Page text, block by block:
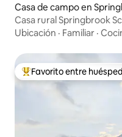
Casa de campo en
Casa rural Springbrook
Ubicación · Familiar ·
Favorito entre
Favorito entre